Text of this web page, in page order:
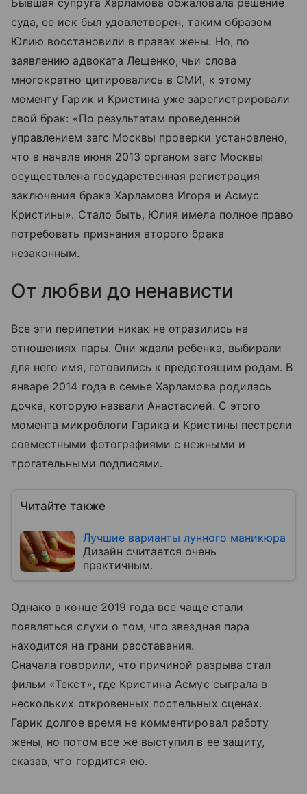
суда, ее иск был удовлетворен, таким образом
Юлию восстановили в правах жены. Но, по
заявлению адвоката Лещенко, чьи слова
многократно цитировались в СМИ, к этому
моменту Гарик и Кристина уже зарегистрировали
свой брак: «По результатам проведенной
управлением загс Москвы проверки установлено,
что в начале июня 2013 органом загс Москвы
осуществлена государственная регистрация
заключения брака Харламова Игоря и Асмус
Кристины». Стало быть, Юлия имела полное право
потребовать признания второго брака
незаконным.
От любви до ненависти
Все эти перипетии никак не отразились на
отношениях пары. Они ждали ребенка, выбирали
для него имя, готовились к предстоящим родам. В
январе 2014 года в семье Харламова родилась
дочка, которую назвали Анастасией. С этого
момента микроблоги Гарика и Кристины пестрели
совместными фотографиями с нежными и
трогательными подписями.
Читайте также
Лучшие варианты лунного маникюра
Дизайн считается очень
практичным.
Однако в конце 2019 года все чаще стали
появляться слухи о том, что звездная пара
находится на грани расставания.
Сначала говорили, что причиной разрыва стал
фильм «Текст», где Кристина Асмус сыграла в
нескольких откровенных постельных сценах.
Гарик долгое время не комментировал работу
жены, но потом все же выступил в ее защиту,
сказав, что гордится ею.